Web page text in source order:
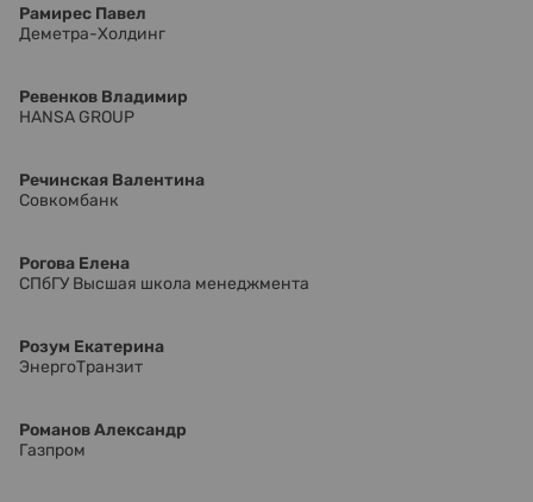
Рамирес Павел
Деметра-Холдинг
Ревенков Владимир
HANSA GROUP
Речинская Валентина
Совкомбанк
Рогова Елена
СПбГУ Высшая школа менеджмента
Розум Екатерина
ЭнергоТранзит
Романов Александр
Газпром